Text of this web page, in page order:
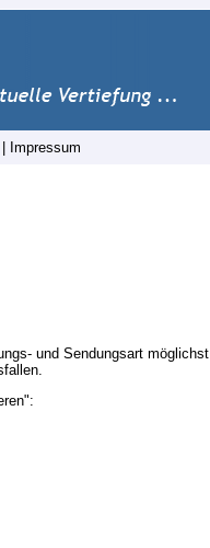
Impressum
und Sendungsart möglichst